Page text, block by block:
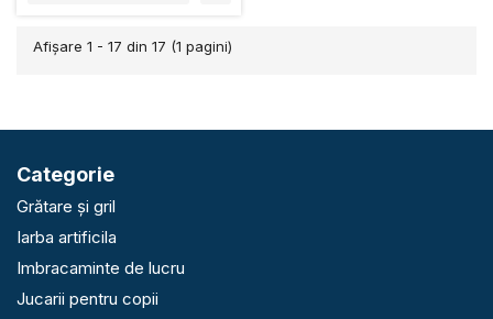
Afişare 1 - 17 din 17 (1 pagini)
Categorie
Grătare și gril
Iarba artificila
Imbracaminte de lucru
Jucarii pentru copii